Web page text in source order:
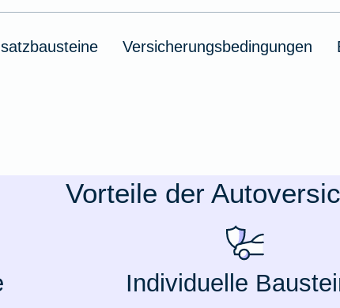
Versicherungsbedingungen
Vorteile der
Individuelle